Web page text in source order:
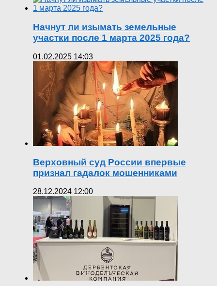
Начнут ли изымать земельные
участки после 1 марта 2025 года?
01.02.2025 14:03
Верховный суд России впервые
признал гадалок мошенниками
28.12.2024 12:00